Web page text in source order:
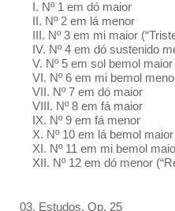
I. Nº 1 em dó maior
II. Nº 2 em lá menor
III. Nº 3 em mi maior
IV. Nº 4 em dó sustenido
V. Nº 5 em sol bemol maior
VI. Nº 6 em mi bemol
VII. Nº 7 em dó maior
VIII. Nº 8 em fá maior
IX. Nº 9 em fá menor
X. Nº 10 em lá bemol maior
XI. Nº 11 em mi bemol
XII. Nº 12 em dó menor
03. Estudos, Op. 25